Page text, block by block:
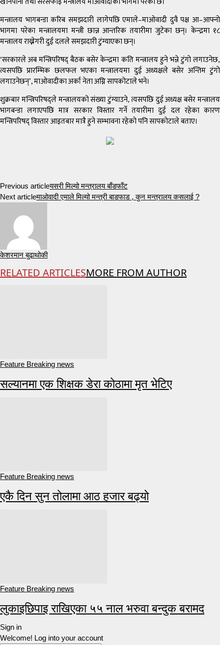
मन्त्रालय भागबन्डा करिब समझदारी लागेपछि एमाले–माओवादी दुवै पक्ष आ–आफ्नो
भागमा परेका मन्त्रालयमा मन्त्री छान्न आन्तरिक तयारीमा जुटेका छन्। केन्द्रमा १८
मन्त्रालय राख्नेगरी दुई दलले समझदारी टुंग्याएका छन्।
‘सरकारले अब मन्त्रिपरिषद् बैठक बसेर केन्द्रमा कति मन्त्रालय हुने भन्ने टुंगो लगाउनेछ,
त्यसपछि प्रारम्भिक छलफल भएका मन्त्रालयमा दुई अध्यक्षले बसेर अन्तिम टुंगो
लगाउनेछन्’, माओवादीका अर्का नेता अग्नि सापकोटाले भने।
शुक्रबार मन्त्रिपरिषद्ले मन्त्रालयको संख्या टुंग्याउने, त्यसपछि दुई अध्यक्ष बसेर मन्त्रालय
भागबन्डा लगाएपछि मात्र सरकार विस्तार गर्ने तयारीमा दुई दल रहेका कारण
मन्त्रिपरिषद् विस्तार आइतबार मात्रै हुने सम्भावना रहेको पनि सापकोटाले बताए।
Previous articleयसरी मिल्यो मन्त्रालय बाँडफाँट
Next articleमाओवादी एमाले मिल्यो मन्त्री बाडफाड , कुन मन्त्रालय कसलाई ?
केशरमान बुढाथोकी
RELATED ARTICLESMORE FROM AUTHOR
Feature Breaking news
सल्यानमा एक शिक्षक डेरा कोठामा मृत भेटिए
Feature Breaking news
एकै दिन सुन तोलामा आठ हजार बढ्यो
Feature Breaking news
लुकाइछिपाइ राखिएका ५५ नाल भरुवा बन्दुक बरामद
Sign in
Welcome! Log into your account